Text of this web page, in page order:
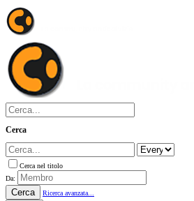
Cerca
Cerca nel titolo
Da:
Cerca Ricerca avanzata...